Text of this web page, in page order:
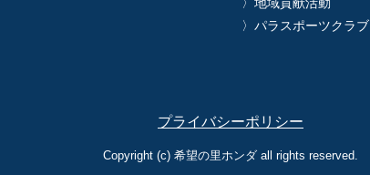
〉パラスポーツクラブ
プライバシーポリシー
Copyright (c) 希望の里ホンダ all rights reserved.